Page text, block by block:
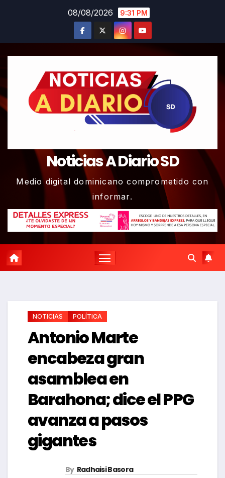
08/08/2026 9:31 PM
Noticias A Diario SD
Medio digital dominicano comprometido con
informar.
NOTICIAS POLÍTICA
Antonio Marte
encabeza gran
asamblea en
Barahona; dice el PPG
avanza a pasos
gigantes
By Radhaisi Basora